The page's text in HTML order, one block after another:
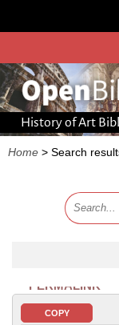
History of Art
Home > Search
PERMALINK
COPY